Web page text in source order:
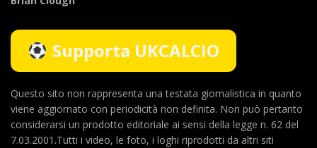
Supporta UKCALCIO
Questo sito non rappresenta una testata giornalistica in quanto
viene aggiornato con periodicità non definita. Non può pertanto
considerarsi un prodotto editoriale ai sensi della legge n. 62 del
7.03.2001.Tutti i video, le foto, i loghi riprodotti da altri siti